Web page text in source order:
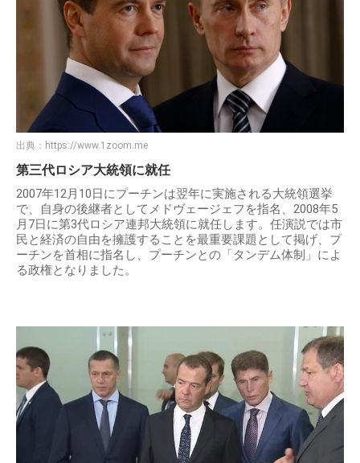
出典： https://www.1zoom.me
第三代ロシア大統領に就任
2007年12月10日にプーチンは翌年に実施される大統領選挙
で、自身の後継者としてメドヴェージェフを指名、2008年5
月7日に第3代ロシア連邦大統領に就任します。任演説では市
民と経済の自由を擁護することを最重要課題として掲げ、プ
ーチンを首相に指名し、プーチンとの「タンデム体制」によ
る政権となりました。